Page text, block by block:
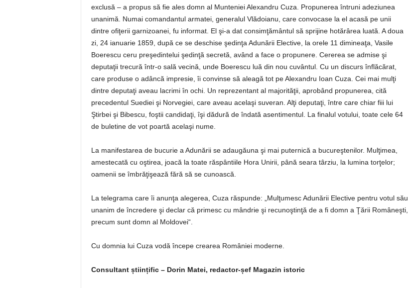
exclusă – a propus să fie ales domn al Munteniei Alexandru Cuza. Propunerea întruni adeziunea
unanimă. Numai comandantul armatei, generalul Vlădoianu, care convocase la el acasă pe unii
dintre ofiţerii garnizoanei, fu informat. El şi-a dat consimţământul să sprijine hotărârea luată. A doua
zi, 24 ianuarie 1859, după ce se deschise şedinţa Adunării Elective, la orele 11 dimineaţa, Vasile
Boerescu ceru preşedintelui şedinţă secretă, având a face o propunere. Cererea se admise şi
deputaţii trecură într-o sală vecină, unde Boerescu luă din nou cuvântul. Cu un discurs înflăcărat,
care produse o adâncă impresie, îi convinse să aleagă tot pe Alexandru Ioan Cuza. Cei mai mulţi
dintre deputaţi aveau lacrimi în ochi. Un reprezentant al majorităţii, aprobând propunerea, cită
precedentul Suediei şi Norvegiei, care aveau acelaşi suveran. Alţi deputaţi, între care chiar fiii lui
Ştirbei şi Bibescu, foştii candidaţi, îşi dădură de îndată asentimentul. La finalul votului, toate cele 64
de buletine de vot poartă acelaşi nume.
La manifestarea de bucurie a Adunării se adaugăuna şi mai puternică a bucureştenilor. Mulţimea,
amestecată cu oştirea, joacă la toate răspântiile Hora Unirii, până seara târziu, la lumina torţelor;
oamenii se îmbrăţişează fără să se cunoască.
La telegrama care îi anunţa alegerea, Cuza răspunde: „Mulţumesc Adunării Elective pentru votul său
unanim de încredere şi declar că primesc cu mândrie şi recunoştinţă de a fi domn a Ţării Româneşti,
precum sunt domn al Moldovei“.
Cu domnia lui Cuza vodă începe crearea României moderne.
Consultant științific – Dorin Matei, redactor-șef Magazin istoric